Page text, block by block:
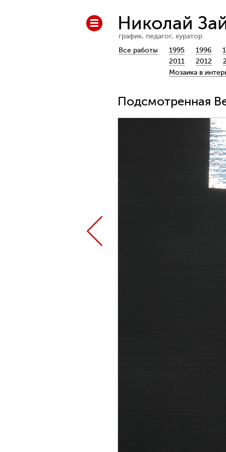
Николай
график, педагог, куратор
Все работы
1995 1996
2011
2012
Мозаика в
Подсмотренная